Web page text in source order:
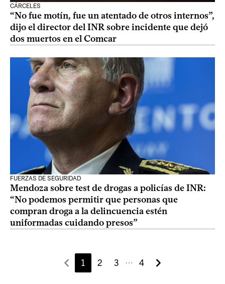
CÁRCELES
“No fue motín, fue un atentado de otros internos”,
dijo el director del INR sobre incidente que dejó
dos muertos en el Comcar
FUERZAS DE SEGURIDAD
Mendoza sobre test de drogas a policías de INR:
“No podemos permitir que personas que
compran droga a la delincuencia estén
uniformadas cuidando presos”
1 2 3 ⋯ 4